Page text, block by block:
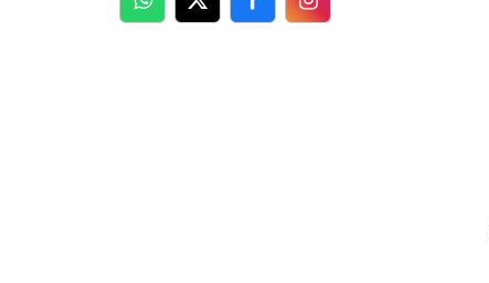
WhatsApp
TwitterFacebookFacebook